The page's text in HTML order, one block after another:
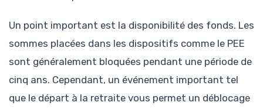
Un point important est la disponibilité des fonds. Les
sommes placées dans les dispositifs comme le PEE
sont généralement bloquées pendant une période de
cinq ans. Cependant, un événement important tel
que le départ à la retraite vous permet un déblocage